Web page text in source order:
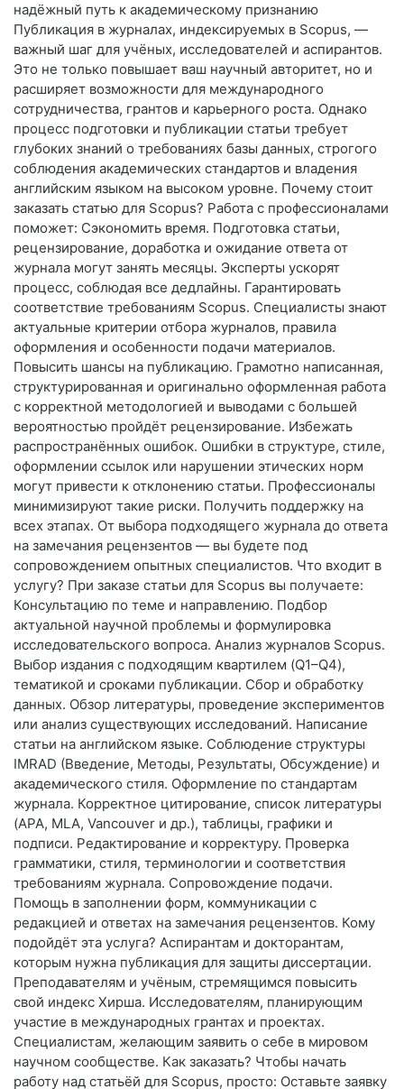
надёжный путь к академическому признанию
Публикация в журналах, индексируемых в Scopus, —
важный шаг для учёных, исследователей и аспирантов.
Это не только повышает ваш научный авторитет, но и
расширяет возможности для международного
сотрудничества, грантов и карьерного роста. Однако
процесс подготовки и публикации статьи требует
глубоких знаний о требованиях базы данных, строгого
соблюдения академических стандартов и владения
английским языком на высоком уровне. Почему стоит
заказать статью для Scopus? Работа с профессионалами
поможет: Сэкономить время. Подготовка статьи,
рецензирование, доработка и ожидание ответа от
журнала могут занять месяцы. Эксперты ускорят
процесс, соблюдая все дедлайны. Гарантировать
соответствие требованиям Scopus. Специалисты знают
актуальные критерии отбора журналов, правила
оформления и особенности подачи материалов.
Повысить шансы на публикацию. Грамотно написанная,
структурированная и оригинально оформленная работа
с корректной методологией и выводами с большей
вероятностью пройдёт рецензирование. Избежать
распространённых ошибок. Ошибки в структуре, стиле,
оформлении ссылок или нарушении этических норм
могут привести к отклонению статьи. Профессионалы
минимизируют такие риски. Получить поддержку на
всех этапах. От выбора подходящего журнала до ответа
на замечания рецензентов — вы будете под
сопровождением опытных специалистов. Что входит в
услугу? При заказе статьи для Scopus вы получаете:
Консультацию по теме и направлению. Подбор
актуальной научной проблемы и формулировка
исследовательского вопроса. Анализ журналов Scopus.
Выбор издания с подходящим квартилем (Q1–Q4),
тематикой и сроками публикации. Сбор и обработку
данных. Обзор литературы, проведение экспериментов
или анализ существующих исследований. Написание
статьи на английском языке. Соблюдение структуры
IMRAD (Введение, Методы, Результаты, Обсуждение) и
академического стиля. Оформление по стандартам
журнала. Корректное цитирование, список литературы
(APA, MLA, Vancouver и др.), таблицы, графики и
подписи. Редактирование и корректуру. Проверка
грамматики, стиля, терминологии и соответствия
требованиям журнала. Сопровождение подачи.
Помощь в заполнении форм, коммуникации с
редакцией и ответах на замечания рецензентов. Кому
подойдёт эта услуга? Аспирантам и докторантам,
которым нужна публикация для защиты диссертации.
Преподавателям и учёным, стремящимся повысить
свой индекс Хирша. Исследователям, планирующим
участие в международных грантах и проектах.
Специалистам, желающим заявить о себе в мировом
научном сообществе. Как заказать? Чтобы начать
работу над статьёй для Scopus, просто: Оставьте заявку